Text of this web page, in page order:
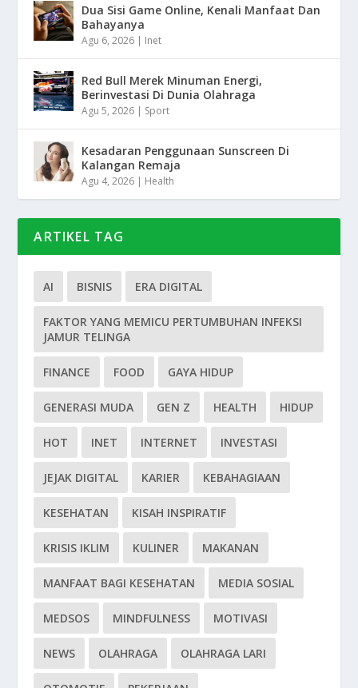
Dua Sisi Game Online, Kenali Manfaat Dan
Bahayanya
Agu 6, 2026 | Inet
Red Bull Merek Minuman Energi,
Berinvestasi Di Dunia Olahraga
Agu 5, 2026 | Sport
Kesadaran Penggunaan Sunscreen Di
Kalangan Remaja
Agu 4, 2026 | Health
ARTIKEL TAG
AI BISNIS ERA DIGITAL
FAKTOR YANG MEMICU PERTUMBUHAN INFEKSI
JAMUR TELINGA
FINANCE FOOD GAYA HIDUP
GENERASI MUDA GEN Z HEALTH HIDUP
HOT INET INTERNET INVESTASI
JEJAK DIGITAL KARIER KEBAHAGIAAN
KESEHATAN KISAH INSPIRATIF
KRISIS IKLIM KULINER MAKANAN
MANFAAT BAGI KESEHATAN MEDIA SOSIAL
MEDSOS MINDFULNESS MOTIVASI
NEWS OLAHRAGA OLAHRAGA LARI